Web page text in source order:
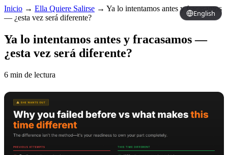
English
Inicio → Ella Quiere Salirse → Ya lo intentamos antes y fracasamos
— ¿esta vez será diferente?
Ya lo intentamos antes y fracasamos —
¿esta vez será diferente?
6 min de lectura